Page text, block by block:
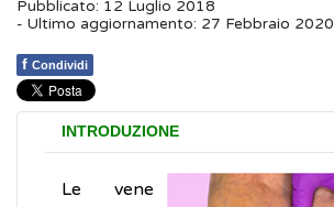
Pubblicato: 12 Luglio 2018
- Ultimo aggiornamento: 27 Febbraio 2020
f Condividi
INTRODUZIONE
Le vene